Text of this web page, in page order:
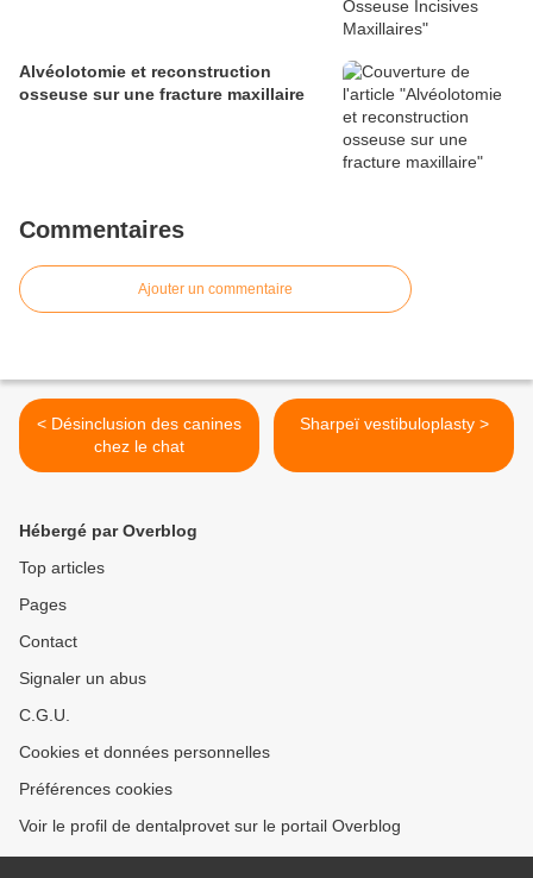
Alvéolotomie et reconstruction
osseuse sur une fracture maxillaire
Commentaires
Ajouter un commentaire
< Désinclusion des canines
chez le chat
Sharpeï vestibuloplasty >
Hébergé par Overblog
Top articles
Pages
Contact
Signaler un abus
C.G.U.
Cookies et données personnelles
Préférences cookies
Voir le profil de dentalprovet sur le portail Overblog